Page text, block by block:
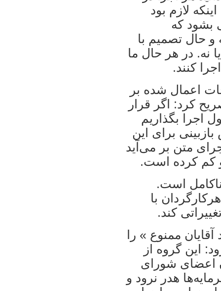
لازم بود
بشود که
و حال تصميم با
نه. در هر حال ما
کنند.
اعمال شده بر
کرد: اگر قرار
اجرا بگذاريم
برای اين
متن بر می‌آيد
و کم کرده است.
است.
با
کند.
ممنوع » را
اين گروه از
اعضای شورای
هدر نرود و